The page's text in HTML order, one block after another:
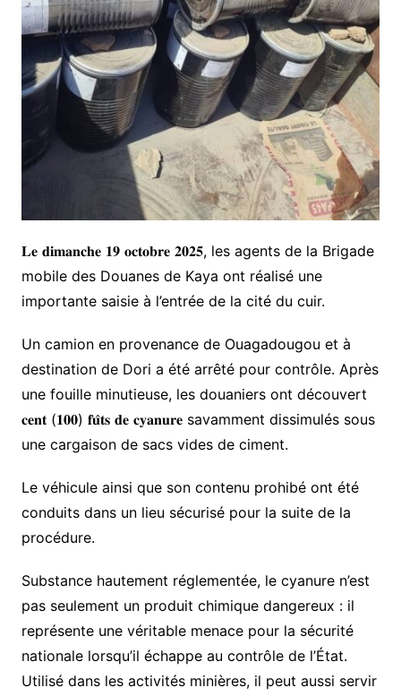
𝐋𝐞 𝐝𝐢𝐦𝐚𝐧𝐜𝐡𝐞 𝟏𝟗 𝐨𝐜𝐭𝐨𝐛𝐫𝐞 𝟐𝟎𝟐𝟓, les agents de la Brigade
mobile des Douanes de Kaya ont réalisé une
importante saisie à l’entrée de la cité du cuir.
Un camion en provenance de Ouagadougou et à
destination de Dori a été arrêté pour contrôle. Après
une fouille minutieuse, les douaniers ont découvert
𝐜𝐞𝐧𝐭 (𝟏𝟎𝟎) 𝐟𝐮̂𝐭𝐬 𝐝𝐞 𝐜𝐲𝐚𝐧𝐮𝐫𝐞 savamment dissimulés sous
une cargaison de sacs vides de ciment.
Le véhicule ainsi que son contenu prohibé ont été
conduits dans un lieu sécurisé pour la suite de la
procédure.
Substance hautement réglementée, le cyanure n’est
pas seulement un produit chimique dangereux : il
représente une véritable menace pour la sécurité
nationale lorsqu’il échappe au contrôle de l’État.
Utilisé dans les activités minières, il peut aussi servir